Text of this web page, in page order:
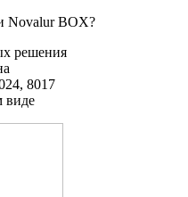
Novalur BOX?
решения
8017
виде